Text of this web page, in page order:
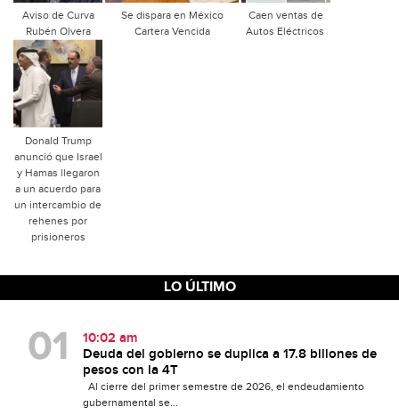
Aviso de Curva
Rubén Olvera
Se dispara en México
Cartera Vencida
Caen ventas de
Autos Eléctricos
Donald Trump
anunció que Israel
y Hamas llegaron
a un acuerdo para
un intercambio de
rehenes por
prisioneros
LO ÚLTIMO
10:02 am
Deuda del gobierno se duplica a 17.8 billones de
pesos con la 4T
Al cierre del primer semestre de 2026, el endeudamiento
gubernamental se...